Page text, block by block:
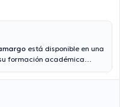
está disponible en una
formación académica
posee años de
asociaciones médicas.